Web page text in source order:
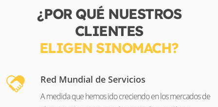
¿POR QUÉ NUESTROS
CLIENTES
ELIGEN SINOMACH?
Red Mundial de Servicios
A medida que hemos ido creciendo en los mercados de